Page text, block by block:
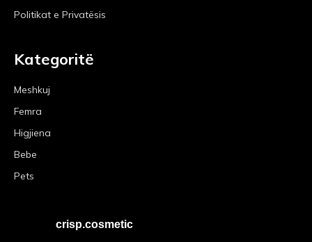
Politikat e Privatësis
Kategoritë
Meshkuj
Femra
Higjiena
Bebe
Pets
crisp.cosmetic